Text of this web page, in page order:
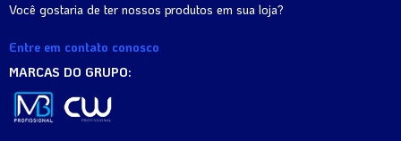
Você gostaria de ter nossos produtos em sua loja?
Entre em contato conosco
MARCAS DO GRUPO: